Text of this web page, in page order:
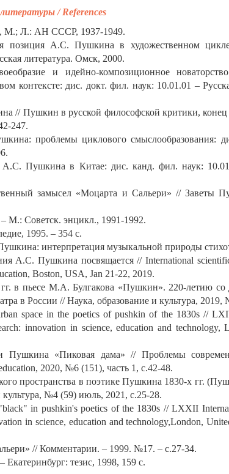
/References
М.; Л.: АН СССР, 1937-1949.
позиция А.С. Пушкина в художественном
литература. Омск, 2000.
и идейно-композиционное
контексте: дис. докт. фил. наук: 10.01.01 –
// Пушкин в русской философской критики,
247.
проблемы циклового смыслообразования:
А.С. Пушкина в Китае: дис. канд. фил. наук:
замысел «Моцарта и Сальери» // Заветы
М.: Советск. энцикл., 1991-1992.
1995. – 354 с.
интерпретация музыкальной природы
А.С. Пушкина посвящается // International
Boston, USA, Jan 21-22, 2019.
в пьесе М.А. Булгакова «Пушкин». 220-летию со
в России // Наука, образование и культура, 2019,
space in the poetics of pushkin of the 1830s //
innovation in science, education and technology,
Пушкина «Пиковая дама» // Проблемы
2020, №6 (151), часть 1, с.42-48.
пространства в поэтике Пушкина 1830-х гг.
№4 (59) июль, 2021, с.25-28.
in pushkin's poetics of the 1830s // LXXII
in science, education and technology,London,
// Комментарии. – 1999. №17. – с.27-34.
тезис, 1998, 159 с.